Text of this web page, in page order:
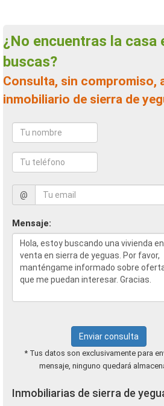
¿No encuentras la casa en venta que
buscas?
Consulta, sin compromiso, a un agente
inmobiliario de sierra de
@
Mensaje:
Enviar consulta
* Tus datos son exclusivamente para
mensaje, ninguno quedará
Inmobiliarias de sierra de